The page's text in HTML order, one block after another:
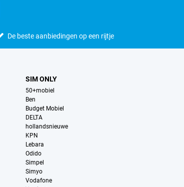
De beste aanbiedingen op een rijtje
SIM ONLY
50+mobiel
Ben
Budget Mobiel
DELTA
hollandsnieuwe
KPN
Lebara
Odido
Simpel
Simyo
Vodafone